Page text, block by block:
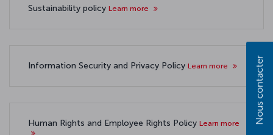
Sustainability policy Learn more
Information Security and Privacy Policy Learn more
Human Rights and Employee Rights Policy Learn more Nous contacter